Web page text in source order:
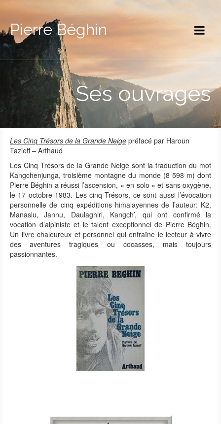
Pierre Béghin
Ses ouvrages
Les Cinq Trésors de la Grande Neige préfacé par Haroun
Tazieff – Arthaud
Les Cinq Trésors de la Grande Neige sont la traduction du mot
Kangchenjunga, troisième montagne du monde (8 598 m) dont
Pierre Béghin a réussi l’ascension, « en solo » et sans oxygène,
le 17 octobre 1983. Les cinq Trésors, ce sont aussi l’évocation
personnelle de cinq expéditions himalayennes de l’auteur: K2,
Manaslu, Jannu, Daulaghiri, Kangch’, qui ont confirmé la
vocation d’alpiniste et le talent exceptionnel de Pierre Béghin.
Un livre chaleureux et personnel qui entraîne le lecteur à vivre
des aventures tragiques ou cocasses, mais toujours
passionnantes.